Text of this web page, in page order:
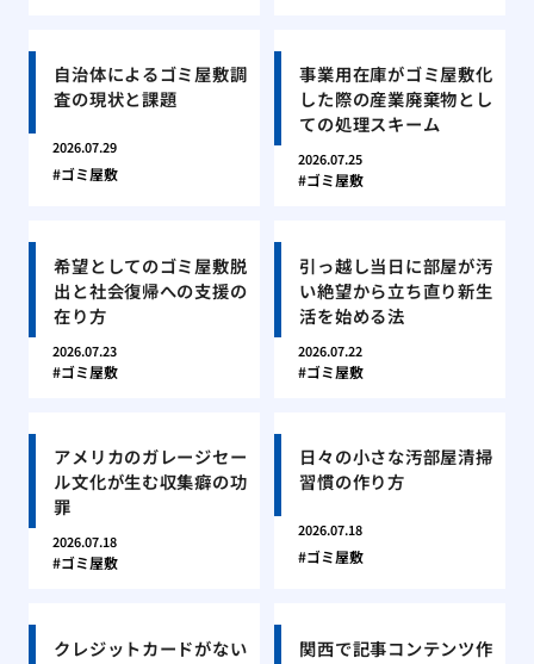
自治体によるゴミ屋敷調
査の現状と課題
2026.07.29
ゴミ屋敷
事業用在庫がゴミ屋敷化
した際の産業廃棄物とし
ての処理スキーム
2026.07.25
ゴミ屋敷
希望としてのゴミ屋敷脱
出と社会復帰への支援の
在り方
2026.07.23
ゴミ屋敷
引っ越し当日に部屋が汚
い絶望から立ち直り新生
活を始める法
2026.07.22
ゴミ屋敷
アメリカのガレージセー
ル文化が生む収集癖の功
罪
2026.07.18
ゴミ屋敷
日々の小さな汚部屋清掃
習慣の作り方
2026.07.18
ゴミ屋敷
クレジットカードがない
関西で記事コンテンツ作